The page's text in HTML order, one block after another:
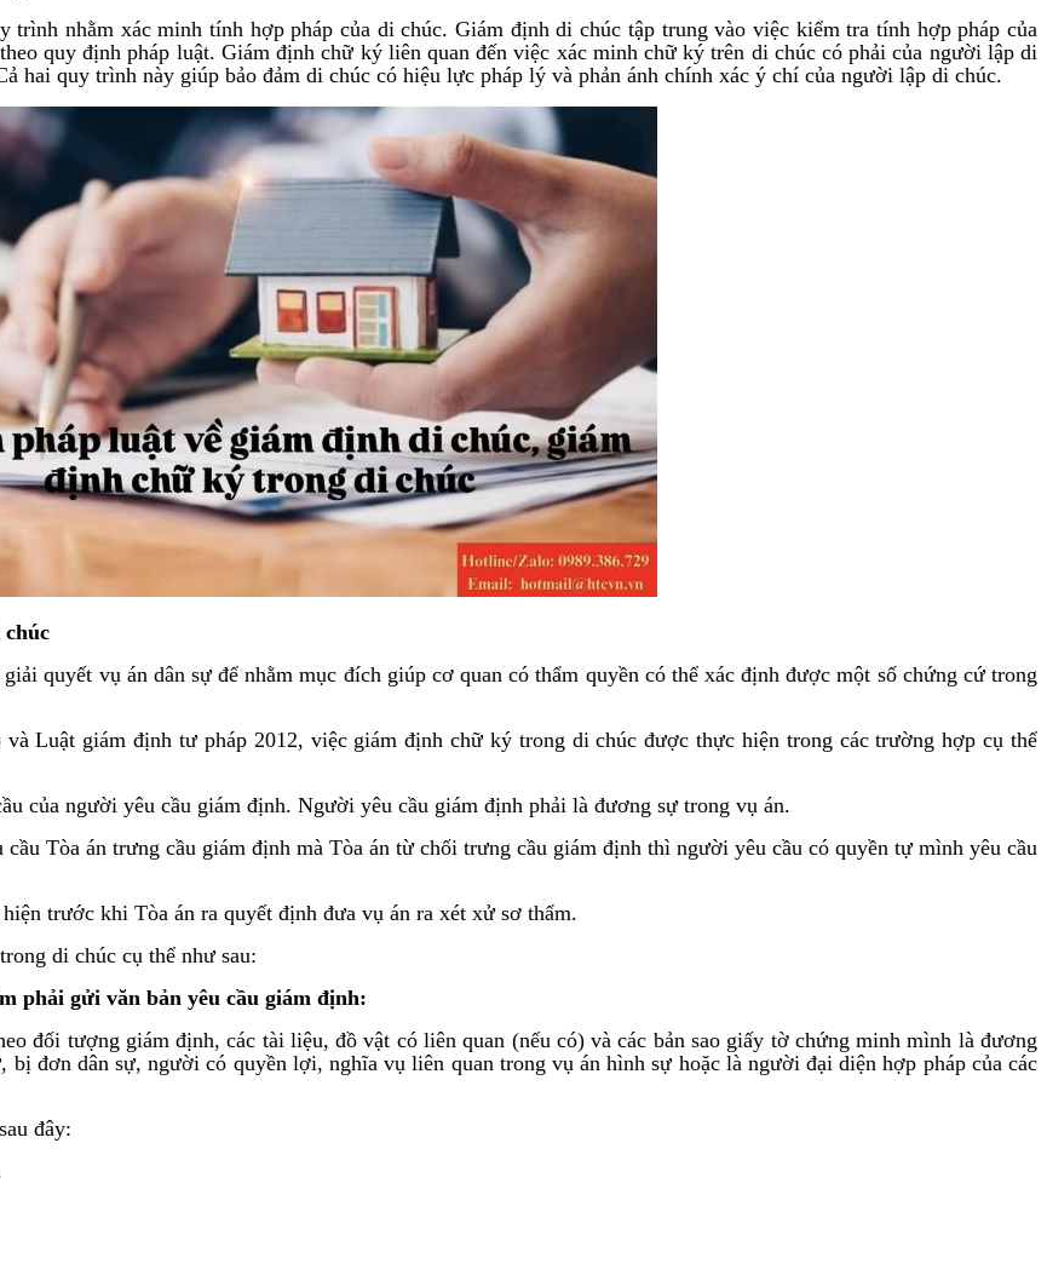
nhằm xác minh tính hợp pháp của di chúc. Giám định di chúc tập trung vào việc kiểm tra tính hợp pháp của
quy định pháp luật. Giám định chữ ký liên quan đến việc xác minh chữ ký trên di chúc có phải của người lập di
hai quy trình này giúp bảo đảm di chúc có hiệu lực pháp lý và phản ánh chính xác ý chí của người lập di chúc.
quyết vụ án dân sự để nhằm mục đích giúp cơ quan có thẩm quyền có thể xác định được một số chứng cứ trong
Luật giám định tư pháp 2012, việc giám định chữ ký trong di chúc được thực hiện trong các trường hợp cụ thể
của người yêu cầu giám định. Người yêu cầu giám định phải là đương sự trong vụ án.
Tòa án trưng cầu giám định mà Tòa án từ chối trưng cầu giám định thì người yêu cầu có quyền tự mình yêu cầu
trước khi Tòa án ra quyết định đưa vụ án ra xét xử sơ thẩm.
di chúc cụ thể như sau:
phải gửi văn bản yêu cầu giám định:
đối tượng giám định, các tài liệu, đồ vật có liên quan (nếu có) và các bản sao giấy tờ chứng minh mình là đương
đơn dân sự, người có quyền lợi, nghĩa vụ liên quan trong vụ án hình sự hoặc là người đại diện hợp pháp của các
đây: